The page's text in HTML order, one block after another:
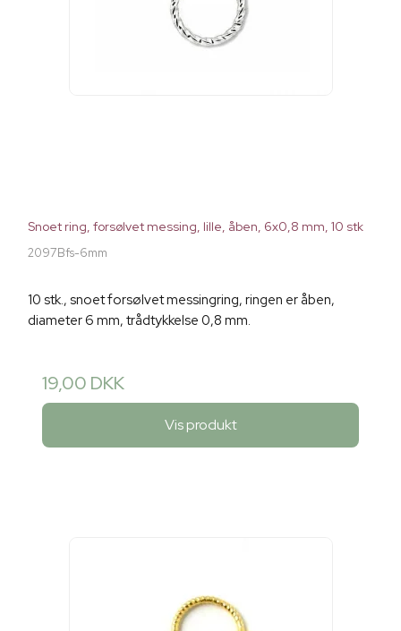
Snoet ring, forsølvet messing, lille, åben, 6x0,8 mm, 10 stk
2097Bfs-6mm
10 stk., snoet forsølvet messingring, ringen er åben,
diameter 6 mm, trådtykkelse 0,8 mm.
19,00 DKK
Vis produkt